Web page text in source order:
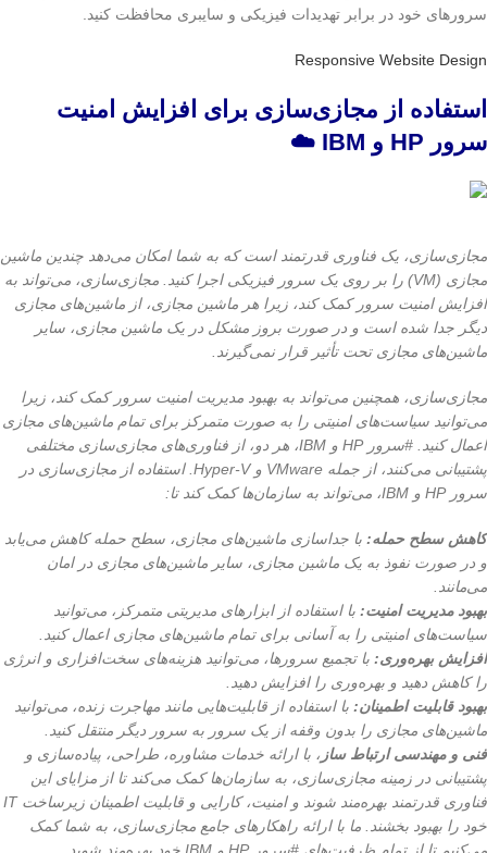
سرورهای خود در برابر تهدیدات فیزیکی و سایبری محافظت کنید.
Responsive Website Design
استفاده از مجازی‌سازی برای افزایش امنیت
سرور HP و IBM ☁️
مجازی‌سازی، یک فناوری قدرتمند است که به شما امکان می‌دهد چندین ماشین
مجازی (VM) را بر روی یک سرور فیزیکی اجرا کنید. مجازی‌سازی، می‌تواند به
افزایش امنیت سرور کمک کند، زیرا هر ماشین مجازی، از ماشین‌های مجازی
دیگر جدا شده است و در صورت بروز مشکل در یک ماشین مجازی، سایر
ماشین‌های مجازی تحت تأثیر قرار نمی‌گیرند.
مجازی‌سازی، همچنین می‌تواند به بهبود مدیریت امنیت سرور کمک کند، زیرا
می‌توانید سیاست‌های امنیتی را به صورت متمرکز برای تمام ماشین‌های مجازی
اعمال کنید. #سرور HP و IBM، هر دو، از فناوری‌های مجازی‌سازی مختلفی
پشتیبانی می‌کنند، از جمله VMware و Hyper-V. استفاده از مجازی‌سازی در
سرور HP و IBM، می‌تواند به سازمان‌ها کمک کند تا:
کاهش سطح حمله: با جداسازی ماشین‌های مجازی، سطح حمله کاهش می‌یابد
و در صورت نفوذ به یک ماشین مجازی، سایر ماشین‌های مجازی در امان
می‌مانند.
بهبود مدیریت امنیت: با استفاده از ابزارهای مدیریتی متمرکز، می‌توانید
سیاست‌های امنیتی را به آسانی برای تمام ماشین‌های مجازی اعمال کنید.
افزایش بهره‌وری: با تجمیع سرورها، می‌توانید هزینه‌های سخت‌افزاری و انرژی
را کاهش دهید و بهره‌وری را افزایش دهید.
بهبود قابلیت اطمینان: با استفاده از قابلیت‌هایی مانند مهاجرت زنده، می‌توانید
ماشین‌های مجازی را بدون وقفه از یک سرور به سرور دیگر منتقل کنید.
فنی و مهندسی ارتباط ساز ، با ارائه خدمات مشاوره، طراحی، پیاده‌سازی و
پشتیبانی در زمینه مجازی‌سازی، به سازمان‌ها کمک می‌کند تا از مزایای این
فناوری قدرتمند بهره‌مند شوند و امنیت، کارایی و قابلیت اطمینان زیرساخت IT
خود را بهبود بخشند. ما با ارائه راهکارهای جامع مجازی‌سازی، به شما کمک